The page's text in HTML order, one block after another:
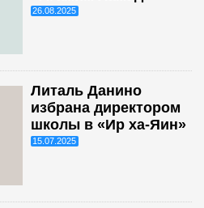
26.08.2025
Литаль Данино
избрана директором
школы в «Ир ха-Яин»
15.07.2025